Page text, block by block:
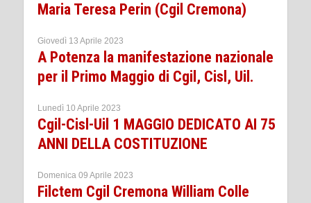
Maria Teresa Perin (Cgil Cremona)
Giovedì 13 Aprile 2023
A Potenza la manifestazione nazionale
per il Primo Maggio di Cgil, Cisl, Uil.
Lunedì 10 Aprile 2023
Cgil-Cisl-Uil 1 MAGGIO DEDICATO AI 75
ANNI DELLA COSTITUZIONE
Domenica 09 Aprile 2023
Filctem Cgil Cremona William Colle